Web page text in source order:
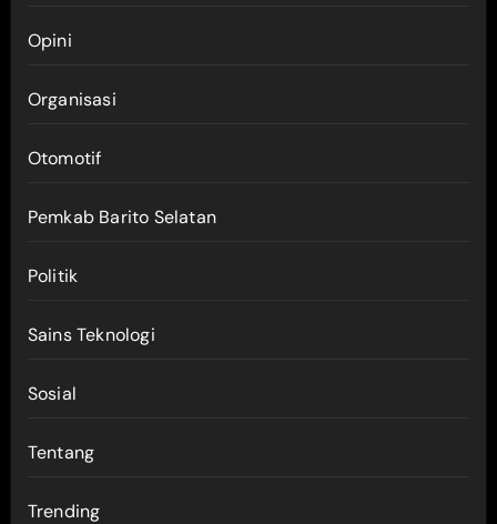
Opini
Organisasi
Otomotif
Pemkab Barito Selatan
Politik
Sains Teknologi
Sosial
Tentang
Trending